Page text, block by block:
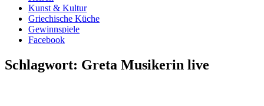
Kunst & Kultur
Griechische Küche
Gewinnspiele
Facebook
Schlagwort: Greta Musikerin live